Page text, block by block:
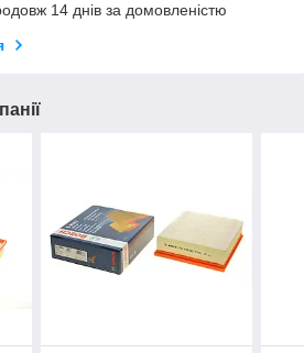
14 днів за домовленістю